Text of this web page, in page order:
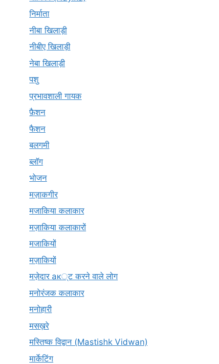
निर्माता
नीबा खिलाड़ी
नीबीए खिलाड़ी
नेबा खिलाड़ी
पशु
प्रभावशाली गायक
फ़ैशन
फैशन
बलगमी
ब्लॉग
भोजन
मज़ाकगीर
मजाकिया कलाकार
मज़ाकिया कलाकारों
मजाकियों
मज़ाकियों
मज़ेदार ак्ट करने वाले लोग
मनोरंजक कलाकार
मनोहारी
मसख़रे
मस्तिष्क विद्वान (Mastishk Vidwan)
मार्केटिंग